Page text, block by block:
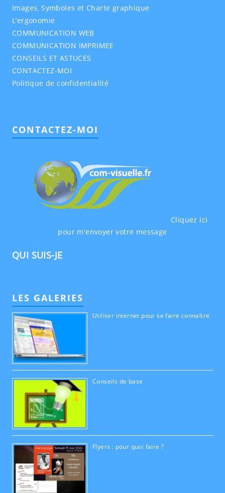
Images, Symboles et Charte graphique
L’ergonomie
COMMUNICATION WEB
COMMUNICATION IMPRIMEE
CONSEILS ET ASTUCES
CONTACTEZ-MOI
Politique de confidentialité
CONTACTEZ-MOI
Cliquez ici
pour m'envoyer votre message
QUI SUIS-JE
LES GALERIES
Utiliser internet pour se faire connaître
Conseils de base
Flyers : pour quoi faire ?